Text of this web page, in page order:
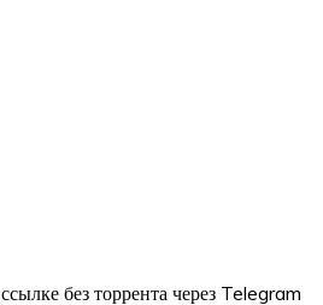
без торрента через Telegram